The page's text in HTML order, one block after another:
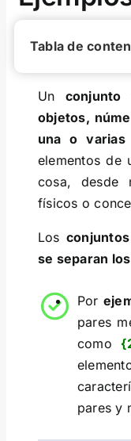
Tabla de
Un conjunto
objetos,
una o varias
elementos de
cosa, desde
físicos o
Los
se separan
Por
pares
como
pares y